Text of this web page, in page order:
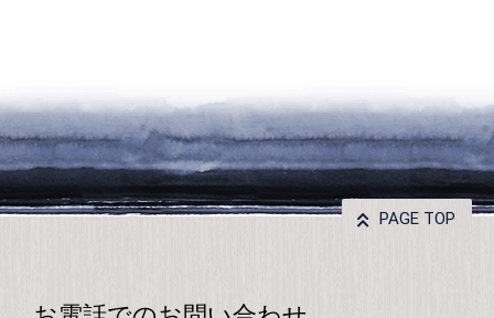
PAGE TOP